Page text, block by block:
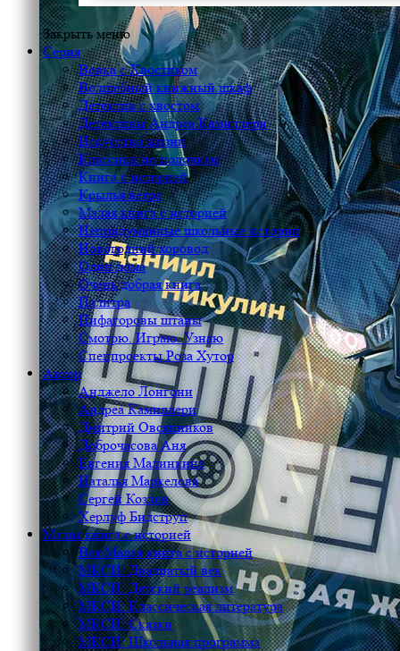
Закрыть меню
Серия
Вовка с Хвостиком
Волшебный книжный шкаф
Детектив с хвостом
Детективы Андреа Камиллери
Искусство жизни
Классики по полочкам
Книга с историей
Крылья ветра
Малая книга с историей
Непридуманные школьные истории
Новогодний хоровод
Один дома
Очень добрая книга
Палитра
Пифагоровы штаны
Смотрю. Играю. Узнаю
Спецпроекты Роза Хутор
Автор
Анджело Лонгони
Андреа Камиллери
Дмитрий Овсянников
Доброчасова Аня
Евгения Малинкина
Наталья Маркелова
Сергей Козлов
Херлуф Бидструп
Малая книга с историей
Вся Малая книга с историей
МКСИ: Двадцатый век
МКСИ: Детский реализм
МКСИ: Классическая литература
МКСИ: Сказки
МКСИ: Школьная программа